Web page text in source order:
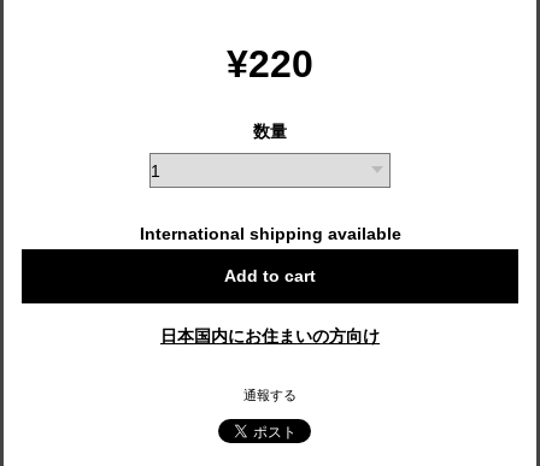
¥220
数量
International shipping available
Add to cart
日本国内にお住まいの方向け
通報する